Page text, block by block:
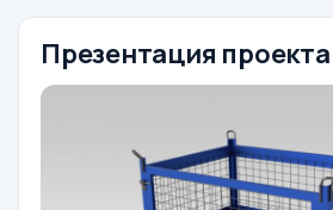
Презентация проекта